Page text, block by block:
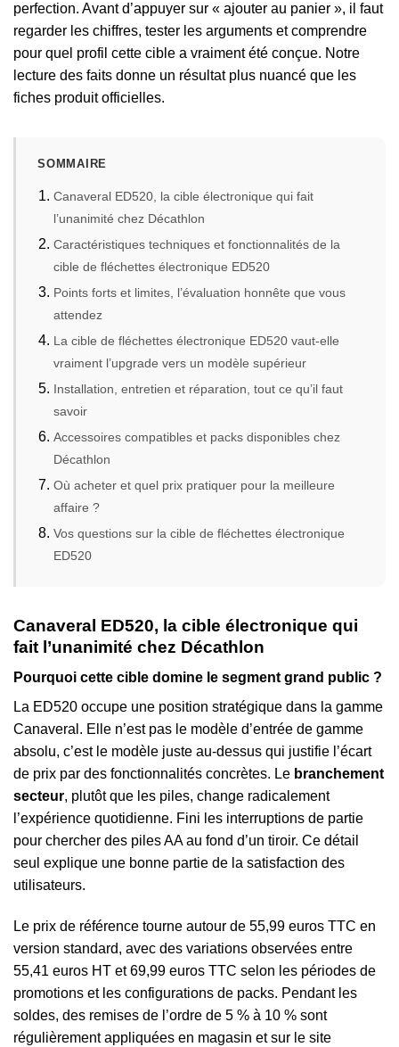
perfection. Avant d’appuyer sur « ajouter au panier », il faut
regarder les chiffres, tester les arguments et comprendre
pour quel profil cette cible a vraiment été conçue. Notre
lecture des faits donne un résultat plus nuancé que les
fiches produit officielles.
SOMMAIRE
Canaveral ED520, la cible électronique qui fait
l’unanimité chez Décathlon
Caractéristiques techniques et fonctionnalités de la
cible de fléchettes électronique ED520
Points forts et limites, l’évaluation honnête que vous
attendez
La cible de fléchettes électronique ED520 vaut-elle
vraiment l’upgrade vers un modèle supérieur
Installation, entretien et réparation, tout ce qu’il faut
savoir
Accessoires compatibles et packs disponibles chez
Décathlon
Où acheter et quel prix pratiquer pour la meilleure
affaire ?
Vos questions sur la cible de fléchettes électronique
ED520
Canaveral ED520, la cible électronique qui
fait l’unanimité chez Décathlon
Pourquoi cette cible domine le segment grand public ?
La ED520 occupe une position stratégique dans la gamme
Canaveral. Elle n’est pas le modèle d’entrée de gamme
absolu, c’est le modèle juste au-dessus qui justifie l’écart
de prix par des fonctionnalités concrètes. Le branchement
secteur, plutôt que les piles, change radicalement
l’expérience quotidienne. Fini les interruptions de partie
pour chercher des piles AA au fond d’un tiroir. Ce détail
seul explique une bonne partie de la satisfaction des
utilisateurs.
Le prix de référence tourne autour de 55,99 euros TTC en
version standard, avec des variations observées entre
55,41 euros HT et 69,99 euros TTC selon les périodes de
promotions et les configurations de packs. Pendant les
soldes, des remises de l’ordre de 5 % à 10 % sont
régulièrement appliquées en magasin et sur le site